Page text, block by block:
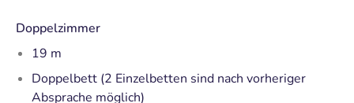
Doppelzimmer
19 m
Doppelbett (2 Einzelbetten sind nach vorheriger
Absprache möglich)